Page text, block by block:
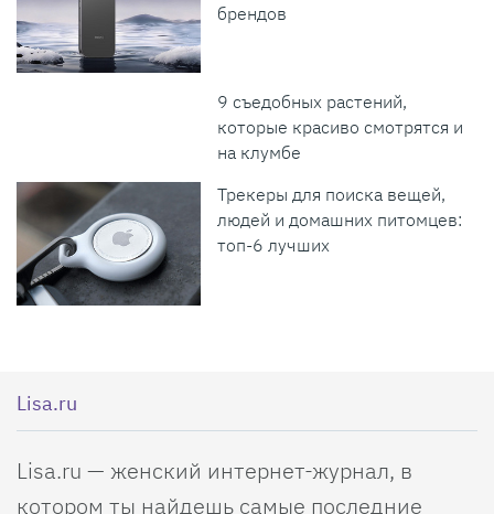
брендов
9 съедобных растений,
которые красиво смотрятся и
на клумбе
Трекеры для поиска вещей,
людей и домашних питомцев:
топ-6 лучших
Lisa.ru
Lisa.ru — женский интернет-журнал, в
котором ты найдешь самые последние